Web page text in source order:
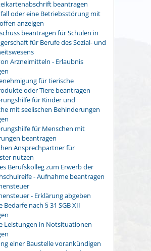
beantragen
oder eine Betriebsstörung mit
anzeigen
beantragen für Schulen in
für Berufe des Sozial- und
Arzneimitteln - Erlaubnis
für tierische
oder Tiere beantragen
für Kinder und
mit seelischen Behinderungen
für Menschen mit
beantragen
Ansprechpartner für
nutzen
Berufskolleg zum Erwerb der
- Aufnahme beantragen
- Erklärung abgeben
Bedarfe nach § 31 SGB XII
Leistungen in Notsituationen
einer Baustelle vorankündigen